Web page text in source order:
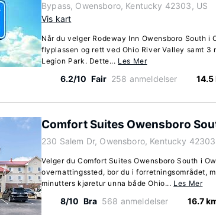
Bypass, Owensboro, Kentucky 42303, US
Vis kart
Når du velger Rodeway Inn Owensboro South i
flyplassen og rett ved Ohio River Valley samt 3
Legion Park. Dette... Les Mer
6.2/10 Fair 258 anmeldelser 14.5
Comfort Suites Owensboro
230 Salem Dr, Owensboro, Kentucky
Velger du Comfort Suites Owensboro South i
overnattingssted, bor du i forretningsområdet,
minutters kjøretur unna både Ohio... Les Mer
8/10 Bra 568 anmeldelser 16.7